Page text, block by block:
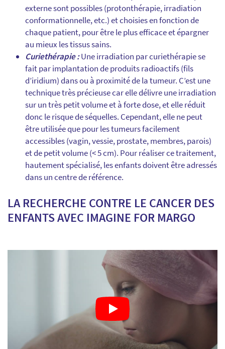
externe sont possibles (protonthérapie, irradiation
conformationnelle, etc.) et choisies en fonction de
chaque patient, pour être le plus efficace et épargner
au mieux les tissus sains.
Curiethérapie :Une irradiation par curiethérapie se
fait par implantation de produits radioactifs (fils
d’iridium) dans ou à proximité de la tumeur. C’est une
technique très précieuse car elle délivre une irradiation
sur un très petit volume et à forte dose, et elle réduit
donc le risque de séquelles. Cependant, elle ne peut
être utilisée que pour les tumeurs facilement
accessibles (vagin, vessie, prostate, membres, parois)
et de petit volume (< 5 cm). Pour réaliser ce traitement,
hautement spécialisé, les enfants doivent être adressés
dans un centre de référence.
LA RECHERCHE CONTRE LE CANCER DES
ENFANTS AVEC IMAGINE FOR MARGO